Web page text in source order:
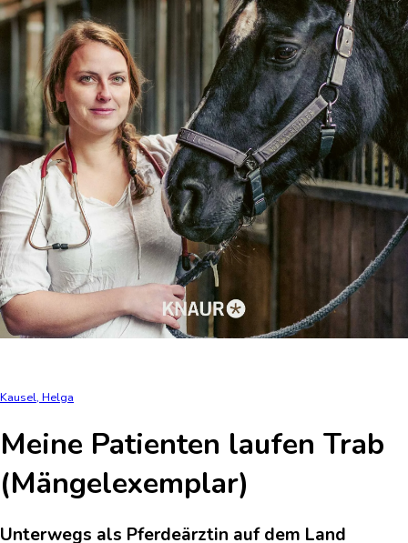
Kausel, Helga
Meine Patienten laufen Trab
(Mängelexemplar)
Unterwegs als Pferdeärztin auf dem Land